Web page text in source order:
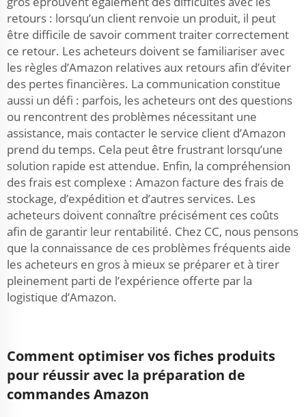
retours : lorsqu’un client renvoie un produit, il peut
être difficile de savoir comment traiter correctement
ce retour. Les acheteurs doivent se familiariser avec
les règles d’Amazon relatives aux retours afin d’éviter
des pertes financières. La communication constitue
aussi un défi : parfois, les acheteurs ont des questions
ou rencontrent des problèmes nécessitant une
assistance, mais contacter le service client d’Amazon
prend du temps. Cela peut être frustrant lorsqu’une
solution rapide est attendue. Enfin, la compréhension
des frais est complexe : Amazon facture des frais de
stockage, d’expédition et d’autres services. Les
acheteurs doivent connaître précisément ces coûts
afin de garantir leur rentabilité. Chez CC, nous pensons
que la connaissance de ces problèmes fréquents aide
les acheteurs en gros à mieux se préparer et à tirer
pleinement parti de l’expérience offerte par la
logistique d’Amazon.
Comment optimiser vos fiches produits
pour réussir avec la préparation de
commandes Amazon